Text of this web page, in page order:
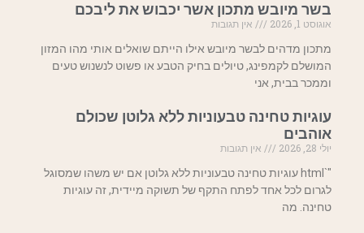
בשר מיובש מתכון אשר יכבוש את ליבכם
אוגוסט 1, 2026
אין תגובות
מתכון מדהים לבשר מיובש אילו הייתם שואלים אותי מהו המזון
המושלם לקמפינג, טיולים בחיק הטבע או פשוט לנשנוש טעים
וממכר בבית, אני
עוגיות טחינה טבעוניות ללא גלוטן שכולם
אוהבים
יולי 28, 2026
אין תגובות
"`html עוגיות טחינה טבעוניות ללא גלוטן אם יש משהו שמסוגל
לגרום לכל אחד לפתח התקף של תשוקה מיידית, זה עוגיות
טחינה. מה